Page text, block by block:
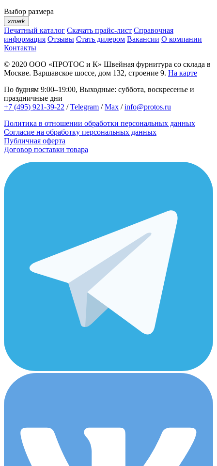
Выбор размера
xmark
Печатный каталог Скачать прайс-лист Справочная
информация Отзывы Стать дилером Вакансии О компании
Контакты
© 2020 ООО «ПРОТОС и К» Швейная фурнитура со склада в
Москве. Варшавское шоссе, дом 132, строение 9. На карте
По будням 9:00–19:00, Выходные: суббота, воскресенье и
праздничные дни
+7 (495) 921-39-22 /Telegram /Max /info@protos.ru
Политика в отношении обработки персональных данных
Согласие на обработку персональных данных
Публичная оферта
Договор поставки товара